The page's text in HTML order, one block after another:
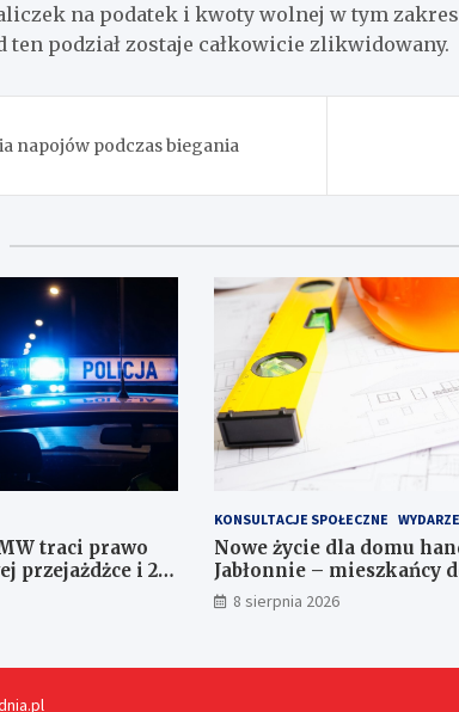
na podatek i kwoty wolnej w tym
ten podział zostaje całkowicie zlikwidowany.
napojów podczas biegania
traci prawo
przejażdżce i 23
KONSULTACJE SPOŁECZNE
Nowe życie dla domu
Jabłonnie – mieszkańcy
8 sierpnia 2026